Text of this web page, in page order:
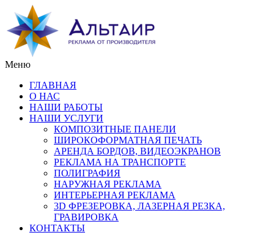
Меню
ГЛАВНАЯ
О НАС
НАШИ РАБОТЫ
НАШИ УСЛУГИ
КОМПОЗИТНЫЕ ПАНЕЛИ
ШИРОКОФОРМАТНАЯ ПЕЧАТЬ
АРЕНДА БОРДОВ, ВИДЕОЭКРАНОВ
РЕКЛАМА НА ТРАНСПОРТЕ
ПОЛИГРАФИЯ
НАРУЖНАЯ РЕКЛАМА
ИНТЕРЬЕРНАЯ РЕКЛАМА
3D ФРЕЗЕРОВКА, ЛАЗЕРНАЯ РЕЗКА,
ГРАВИРОВКА
КОНТАКТЫ